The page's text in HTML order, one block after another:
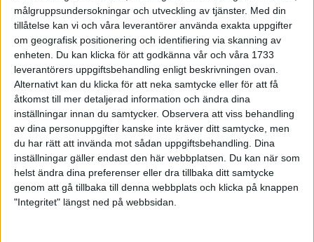
målgruppsundersokningar och utveckling av tjänster. Med din
tillåtelse kan vi och våra leverantörer använda exakta uppgifter
om geografisk positionering och identifiering via skanning av
enheten. Du kan klicka för att godkänna vår och våra 1733
leverantörers uppgiftsbehandling enligt beskrivningen ovan.
Alternativt kan du klicka för att neka samtycke eller för att få
åtkomst till mer detaljerad information och ändra dina
inställningar innan du samtycker. Observera att viss behandling
av dina personuppgifter kanske inte kräver ditt samtycke, men
du har rätt att invända mot sådan uppgiftsbehandling. Dina
inställningar gäller endast den här webbplatsen. Du kan när som
helst ändra dina preferenser eller dra tillbaka ditt samtycke
genom att gå tillbaka till denna webbplats och klicka på knappen
"Integritet" längst ned på webbsidan.
Maratonlöparna bäst i Trosa
I år fick Andervang kransen
27 jun 1998
Intresset ökar för Lidingöloppet
26 jun 1998
Värmemara
väntarvärldsmästaraspiranter
24 jun 1998